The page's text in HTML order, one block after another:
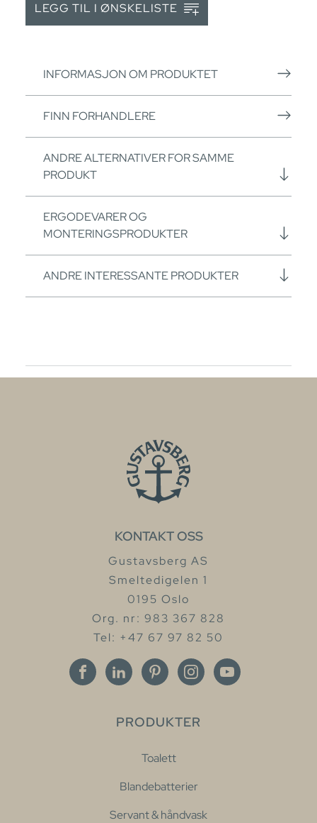
LEGG TIL I ØNSKELISTE
INFORMASJON OM PRODUKTET
FINN FORHANDLERE
ANDRE ALTERNATIVER FOR SAMME
PRODUKT
ERGODEVARER OG
MONTERINGSPRODUKTER
ANDRE INTERESSANTE PRODUKTER
KONTAKT OSS
Gustavsberg AS
Smeltedigelen 1
0195 Oslo
Org. nr: 983 367 828
Tel: +47 67 97 82 50
PRODUKTER
Toalett
Blandebatterier
Servant & håndvask